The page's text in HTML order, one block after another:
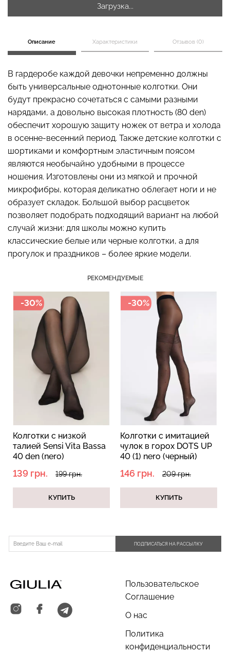
Загрузка...
Описание Характеристики Отзывов (0)
В гардеробе каждой девочки непременно должны
быть универсальные однотонные колготки. Они
будут прекрасно сочетаться с самыми разными
нарядами, а довольно высокая плотность (80 den)
обеспечит хорошую защиту ножек от ветра и холода
в осенне-весенний период. Также детские колготки с
шортиками и комфортным эластичным поясом
являются необычайно удобными в процессе
ношения. Изготовлены они из мягкой и прочной
микрофибры, которая деликатно облегает ноги и не
образует складок. Большой выбор расцветок
позволяет подобрать подходящий вариант на любой
случай жизни: для школы можно купить
классические белые или черные колготки, а для
прогулок и праздников – более яркие модели.
РЕКОМЕНДУЕМЫЕ
-30%
Колготки с низкой
талией Sensi Vita Bassa
40 den (nero)
139 грн. 199 грн.
КУПИТЬ
-30%
Колготки с имитацией
чулок в горох DOTS UP
40 (1) nero (черный)
146 грн. 209 грн.
КУПИТЬ
ПОДПИСАТЬСЯ НА РАССЫЛКУ
Пользовательское
Соглашение
О нас
Политика
конфиденциальности
Бесшовные стринги
STRING BRIEFS (черный)
Giulia
179 грн. 299 грн.
Бесшовный топ с легкой
коррекцией BRA
SHAPEWEAR nude
(бежевый) Giulia
489 грн.
Бесшовные трусы
хипстеры HIPSTER BRIEFS
(бежевый) Giulia
Топ на бретелях в рубчик
CAMI TOP RIB white
(белый) Giulia